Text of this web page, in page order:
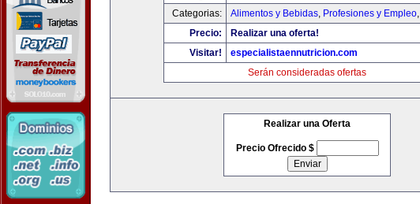
Categorias:
Alimentos y Bebidas, Profesiones y Empleo,
Precio:
Realizar una oferta!
Visitar!
especialistaennutricion.com
Serán consideradas ofertas
Realizar una Oferta
Precio Ofrecido $